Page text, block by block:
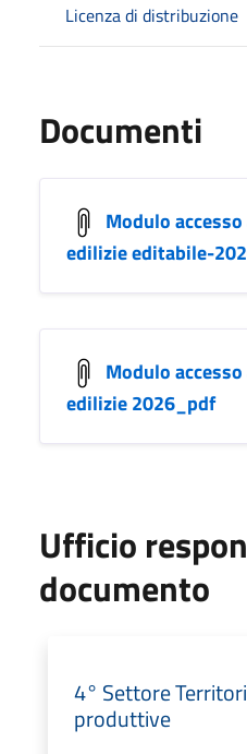
Licenza di distribuzione
Documenti
Modulo
edilizie editabile-
Modulo
edilizie 2026_pdf
Ufficio
documento
4° Settore
produttive